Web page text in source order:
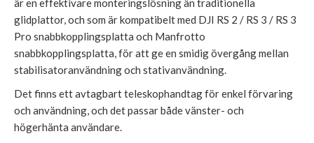
är en effektivare monteringslösning än traditionella
glidplattor, och som är kompatibelt med DJI RS 2 / RS 3 / RS 3
Pro snabbkopplingsplatta och Manfrotto
snabbkopplingsplatta, för att ge en smidig övergång mellan
stabilisatoranvändning och stativanvändning.
Det finns ett avtagbart teleskophandtag för enkel förvaring
och användning, och det passar både vänster- och
högerhänta användare.